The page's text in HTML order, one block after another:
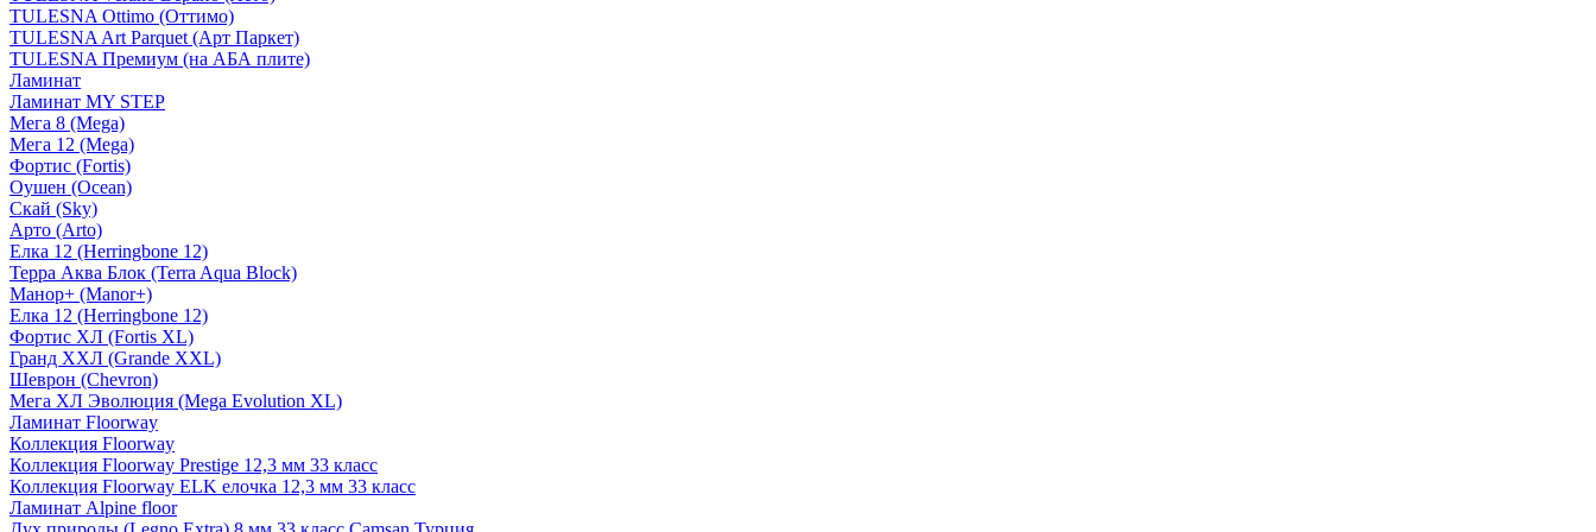
TULESNA Ottimo (Оттимо)
TULESNA Art Parquet (Арт Паркет)
TULESNA Премиум (на АБА плите)
Ламинат
Ламинат MY STEP
Мега 8 (Mega)
Мега 12 (Mega)
Фортис (Fortis)
Оушен (Ocean)
Скай (Sky)
Арто (Arto)
Елка 12 (Herringbone 12)
Терра Аква Блок (Terra Aqua Block)
Манор+ (Manor+)
Елка 12 (Herringbone 12)
Фортис ХЛ (Fortis XL)
Гранд ХХЛ (Grande XXL)
Шеврон (Chevron)
Мега ХЛ Эволюция (Mega Evolution XL)
Ламинат Floorway
Коллекция Floorway
Коллекция Floorway Prestige 12,3 мм 33 класс
Коллекция Floorway ELK елочка 12,3 мм 33 класс
Ламинат Alpine floor